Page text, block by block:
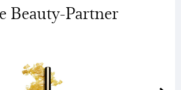
Beauty-Partner